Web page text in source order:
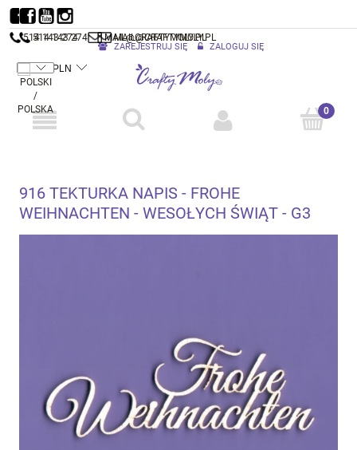
514 143 274 MAIL@CRAFTYMOLY.PL
ZAREJESTRUJ SIĘ ZALOGUJ SIĘ
514 143 274 MAIL@CRAFTYMOLY.PL
916 TEKTURKA NAPIS - FROHE
WEIHNACHTEN - WESOŁYCH ŚWIĄT - G3